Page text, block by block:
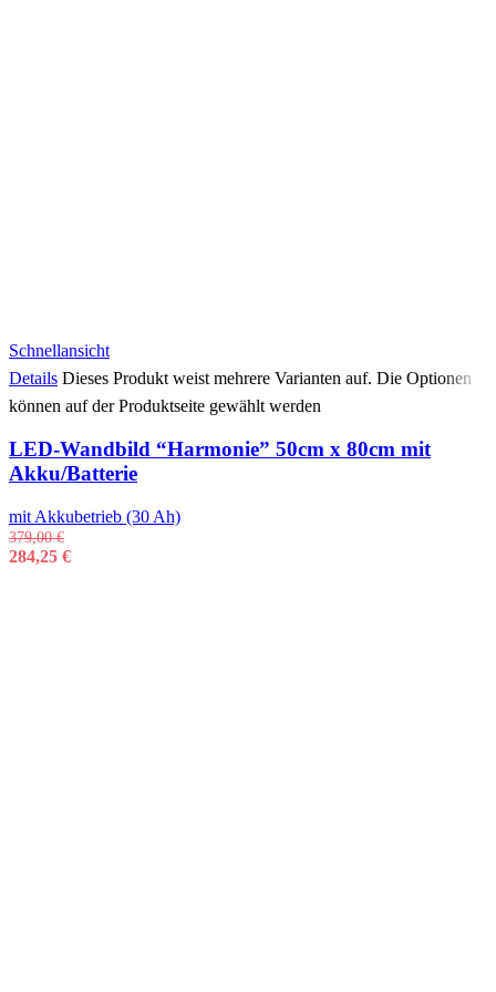
Schnellansicht
Details Dieses Produkt weist mehrere Varianten auf. Die Optionen
können auf der Produktseite gewählt werden
LED-Wandbild “Harmonie” 50cm x 80cm mit
Akku/Batterie
mit Akkubetrieb (30 Ah)
379,00€
284,25 €